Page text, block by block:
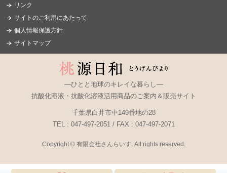
リンク
サイトのご利用にあたって
個人情報保護方針
サイトマップ
―ひとと地球のキレイな暮らし―
抗酸化溶液・抗酸化溶液活用商品のご案内＆販売サイト
千葉県白井市中149番地の28
TEL : 047-497-2051 / FAX : 047-497-2071
Copyright © 有限会社さんらいす. All rights reserved.